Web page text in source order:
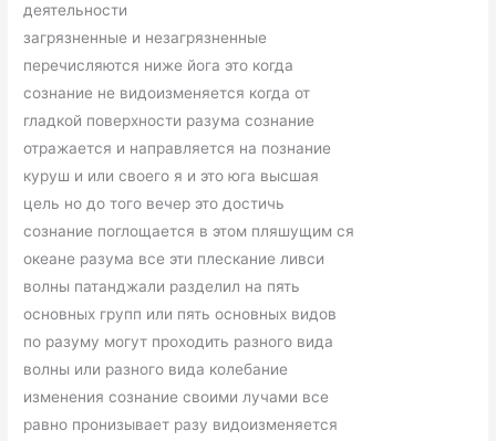
деятельности
загрязненные и незагрязненные
перечисляются ниже йога это когда
сознание не видоизменяется когда от
гладкой поверхности разума сознание
отражается и направляется на познание
куруш и или своего я и это юга высшая
цель но до того вечер это достичь
сознание поглощается в этом пляшущим ся
океане разума все эти плескание ливси
волны патанджали разделил на пять
основных групп или пять основных видов
по разуму могут проходить разного вида
волны или разного вида колебание
изменения сознание своими лучами все
равно пронизывает разу видоизменяется